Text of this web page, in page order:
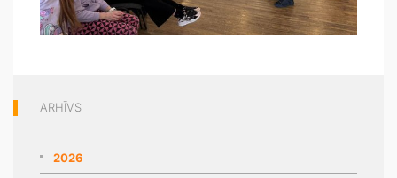
ARHĪVS
2026